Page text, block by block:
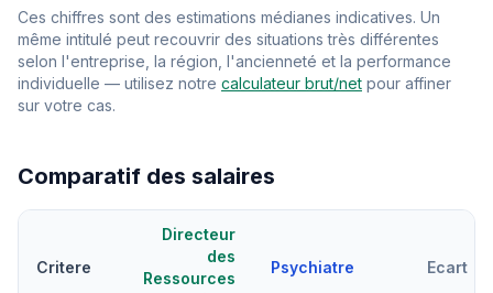
Ces chiffres sont des estimations médianes indicatives. Un
même intitulé peut recouvrir des situations très différentes
selon l'entreprise, la région, l'ancienneté et la performance
individuelle — utilisez notre calculateur brut/net pour affiner
sur votre cas.
Comparatif des salaires
Critere
Directeur
des
Ressources
Psychiatre Ecart